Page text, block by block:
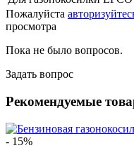
Пожалуйста
просмотра
Пока не было вопросов.
Задать вопрос
Рекомендуемые
- 15%